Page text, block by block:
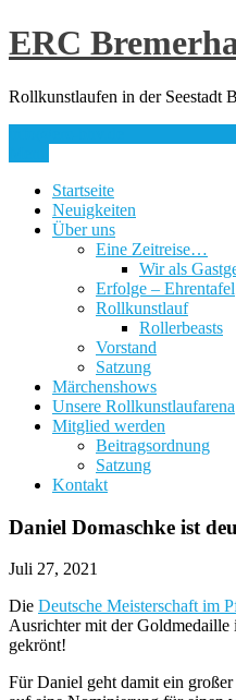
Skip
to
ERC
Rollkunstlaufen in der Seestadt
Startseite
Neuigkeiten
Über uns
Eine Zeitreise…
Wir als
Erfolge – Ehrentafel
Rollkunstlauf
Rollerbeasts
Vorstand
Satzung
Märchenshows
Unsere Rollkunstlaufarena
Mitglied werden
Beitragsordnung
Satzung
Kontakt
Daniel Domaschke ist
Juli 27, 2021
Die Deutsche Meisterschaft im
Ausrichter mit der Goldmedaille
gekrönt!
Für Daniel geht damit ein